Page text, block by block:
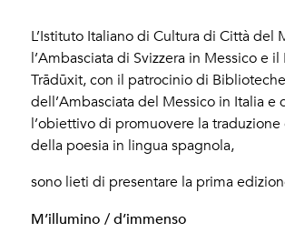
L’Istituto Italiano di Cultura di Città del
l’Ambasciata di Svizzera in Messico e
Trādūxit, con il patrocinio di
dell’Ambasciata del Messico in Italia e
l’obiettivo di promuovere la
della poesia in lingua spagnola,
sono lieti di presentare la prima
M’illumino / d’immenso